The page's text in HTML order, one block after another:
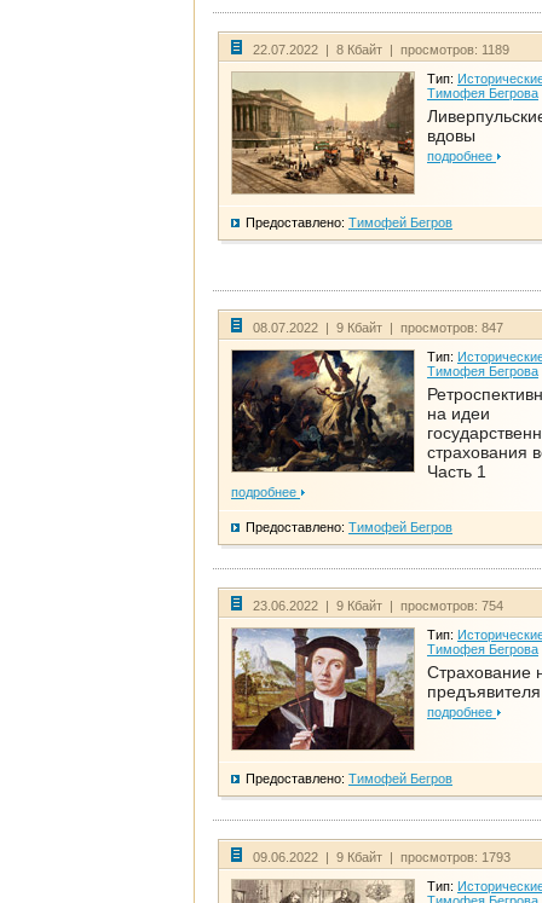
22.07.2022 | 8 Кбайт | просмотров: 1189
Тип:
Тимофея Бегрова
вдовы
подробнее
Предоставлено: Тимофей Бегров
08.07.2022 | 9 Кбайт | просмотров: 847
Тип:
Тимофея Бегрова
на идеи
страхования
Часть 1
подробнее
Предоставлено: Тимофей Бегров
23.06.2022 | 9 Кбайт | просмотров: 754
Тип:
Тимофея Бегрова
Страхование
предъявителя
подробнее
Предоставлено: Тимофей Бегров
09.06.2022 | 9 Кбайт | просмотров: 1793
Тип: